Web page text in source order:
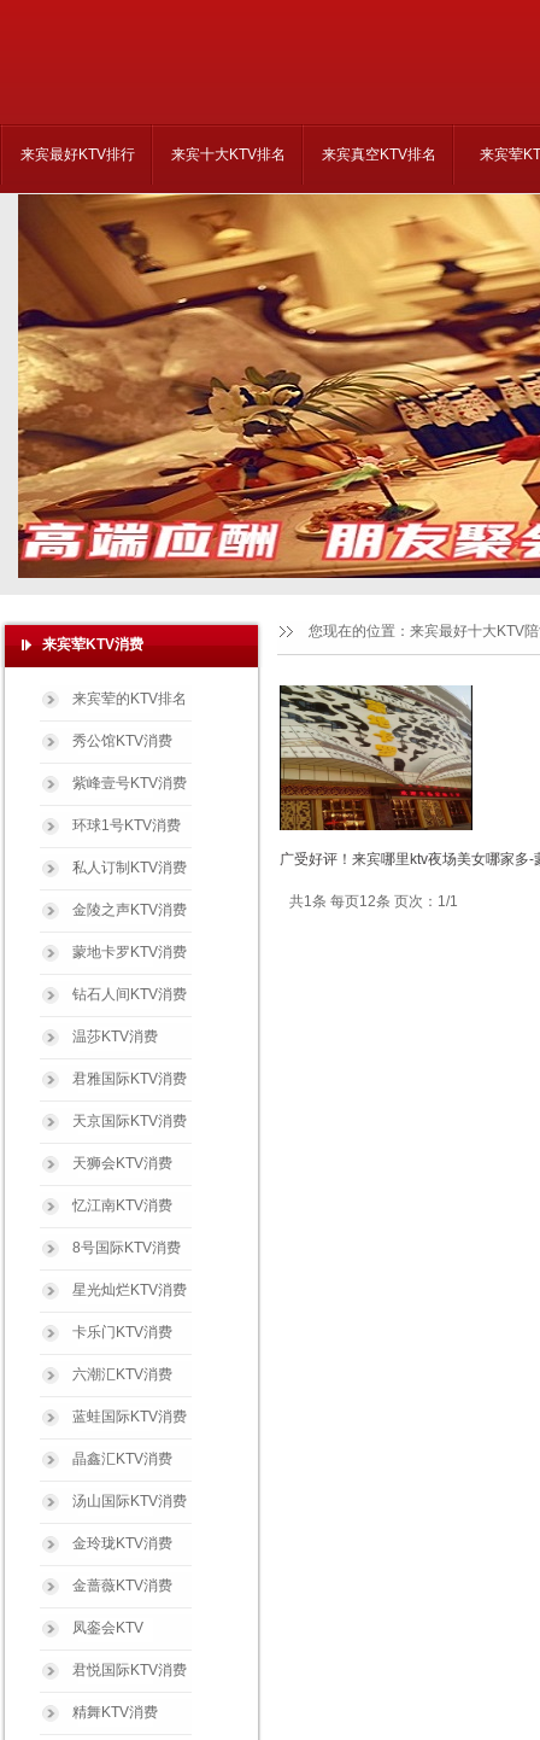
来宾最好KTV排行 来宾十大KTV排名 来宾真空KTV排名 来宾荤
来宾荤KTV消费
来宾荤的KTV排名
秀公馆KTV消费
紫峰壹号KTV消费
环球1号KTV消费
私人订制KTV消费
金陵之声KTV消费
蒙地卡罗KTV消费
钻石人间KTV消费
温莎KTV消费
君雅国际KTV消费
天京国际KTV消费
天狮会KTV消费
忆江南KTV消费
8号国际KTV消费
星光灿烂KTV消费
卡乐门KTV消费
六潮汇KTV消费
蓝蛙国际KTV消费
晶鑫汇KTV消费
汤山国际KTV消费
金玲珑KTV消费
金蔷薇KTV消费
凤銮会KTV
君悦国际KTV消费
精舞KTV消费
广受好评！来宾哪里ktv夜场美女哪家多
共1条 每页12条 页次：1/1
您现在的位置： 来宾最好十大KTV